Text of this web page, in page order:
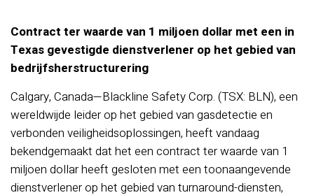
Contract ter waarde van 1 miljoen dollar met een in
Texas gevestigde dienstverlener op het gebied van
bedrijfsherstructurering
Calgary, Canada—Blackline Safety Corp. (TSX: BLN), een
wereldwijde leider op het gebied van gasdetectie en
verbonden veiligheidsoplossingen, heeft vandaag
bekendgemaakt dat het een contract ter waarde van 1
miljoen dollar heeft gesloten met een toonaangevende
dienstverlener op het gebied van turnaround-diensten,